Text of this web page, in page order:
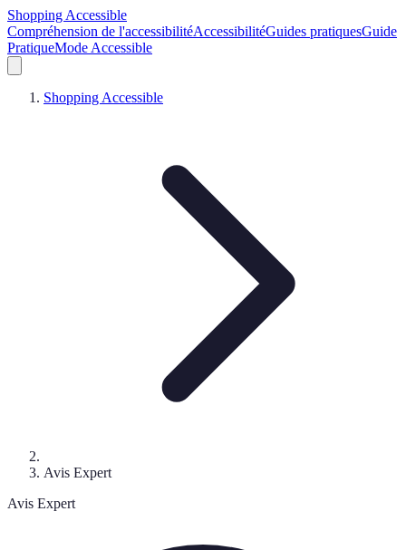
Shopping Accessible
Compréhension de l'accessibilitéAccessibilitéGuides pratiquesGuide
PratiqueMode Accessible
Shopping Accessible
Avis Expert
Avis Expert